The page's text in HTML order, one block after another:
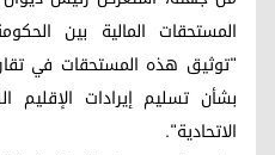
المستحقات المالية بين
"توثيق هذه المستحقات في
بشأن تسليم إيرادات الإقليم
الاتحادية".